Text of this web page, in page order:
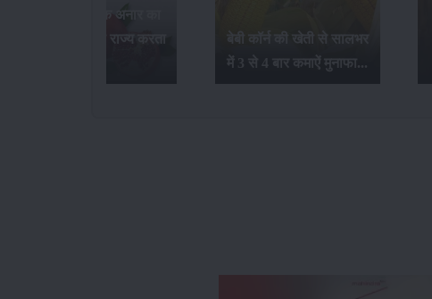
भारत में सर्वाधिक अनार का
उत्पादन कौन-सा राज्य करता
बेबी कॉर्न की खेती से सालभर
में 3 से 4 बार कमाऐं मुनाफा...